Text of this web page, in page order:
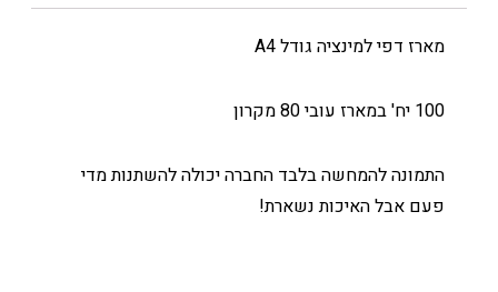
מארז דפי למינציה גודל A4
100 יח' במארז עובי 80 מקרון
התמונה להמחשה בלבד החברה יכולה להשתנות מדי
פעם אבל האיכות נשארת!